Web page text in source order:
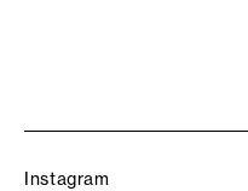
Instagram